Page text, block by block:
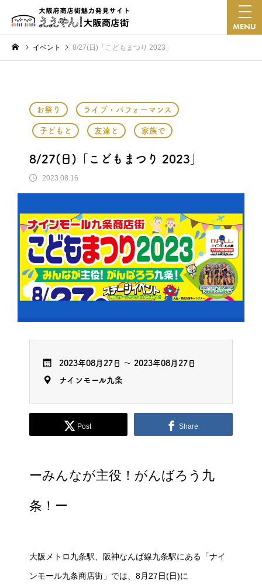
MENU
イベント 8/27(日)「こどもまつり 2023」
お祭り ライブ・パフォーマンス
子どもと 友達と 家族で
8/27(日)「こどもまつり 2023」
2023.08.16
2023年08月27日 ～ 2023年08月27日
ナインモール九条
Post Share
ーみんなが主役！がんばろう九
条！ー
大阪メトロ九条駅、阪神なんば線九条駅にある「ナイ
ンモール九条商店街」では、8月27日(日)に